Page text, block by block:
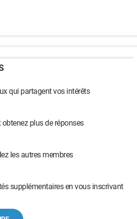
qui partagent vos intérêts
plus de réponses
les autres membres
supplémentaires en vous inscrivant